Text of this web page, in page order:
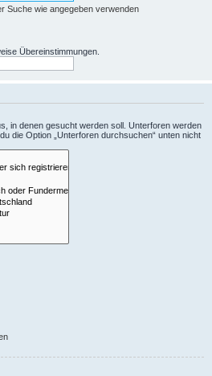
Suche wie angegeben verwenden
Übereinstimmungen.
in denen gesucht werden soll. Unterforen werden
die Option „Unterforen durchsuchen“ unten nicht